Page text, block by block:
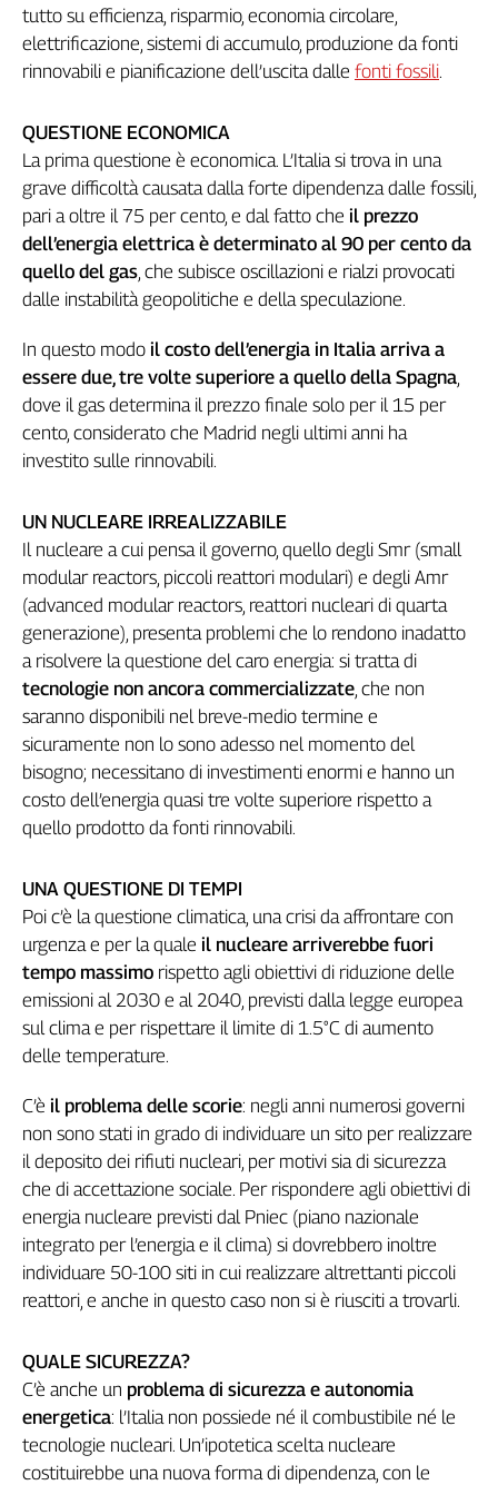
Collettiva
Play
Rubriche
Talk
La
settimana
Collettiva
Girasoli
Sassolino
Linea
Tech
It
Easy
Inserti
Diffusa
InFlai
Le
trasmissioni
tv
Work
in
Progress
L'Italia
nel
Lavoro
Territori
Abruzzo-
Molise
Adige
Basilicata
Calabria
Campania
Romagna
Venezia
Giulia
Lazio
Liguria
Lombardia
Marche
Piemonte
Sardegna
Sicilia
Toscana
Trentino
tutto su efficienza, risparmio, economia circolare,
elettrificazione, sistemi di accumulo, produzione da fonti
rinnovabili e pianificazione dell’uscita dalle fonti fossili.
QUESTIONE ECONOMICA
La prima questione è economica. L’Italia si trova in una
grave difficoltà causata dalla forte dipendenza dalle fossili,
pari a oltre il 75 per cento, e dal fatto che il prezzo
dell’energia elettrica è determinato al 90 per cento da
quello del gas, che subisce oscillazioni e rialzi provocati
dalle instabilità geopolitiche e della speculazione.
In questo modo il costo dell’energia in Italia arriva a
essere due, tre volte superiore a quello della Spagna,
dove il gas determina il prezzo finale solo per il 15 per
cento, considerato che Madrid negli ultimi anni ha
investito sulle rinnovabili.
UN NUCLEARE IRREALIZZABILE
Il nucleare a cui pensa il governo, quello degli Smr (small
modular reactors, piccoli reattori modulari) e degli Amr
(advanced modular reactors, reattori nucleari di quarta
generazione), presenta problemi che lo rendono inadatto
a risolvere la questione del caro energia: si tratta di
tecnologie non ancora commercializzate, che non
saranno disponibili nel breve-medio termine e
sicuramente non lo sono adesso nel momento del
bisogno; necessitano di investimenti enormi e hanno un
costo dell’energia quasi tre volte superiore rispetto a
quello prodotto da fonti rinnovabili.
UNA QUESTIONE DI TEMPI
Poi c’è la questione climatica, una crisi da affrontare con
urgenza e per la quale il nucleare arriverebbe fuori
tempo massimo rispetto agli obiettivi di riduzione delle
emissioni al 2030 e al 2040, previsti dalla legge europea
sul clima e per rispettare il limite di 1.5°C di aumento
delle temperature.
C’è il problema delle scorie: negli anni numerosi governi
non sono stati in grado di individuare un sito per realizzare
il deposito dei rifiuti nucleari, per motivi sia di sicurezza
che di accettazione sociale. Per rispondere agli obiettivi di
energia nucleare previsti dal Pniec (piano nazionale
integrato per l’energia e il clima) si dovrebbero inoltre
individuare 50-100 siti in cui realizzare altrettanti piccoli
reattori, e anche in questo caso non si è riusciti a trovarli.
QUALE SICUREZZA?
C’è anche un problema di sicurezza e autonomia
energetica: l’Italia non possiede né il combustibile né le
tecnologie nucleari. Un’ipotetica scelta nucleare
costituirebbe una nuova forma di dipendenza, con le